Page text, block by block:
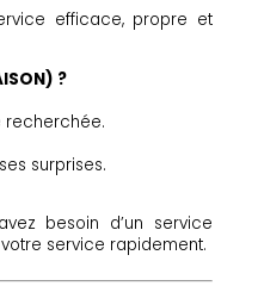
efficace, propre et
?
recherchée.
surprises.
besoin d’un service
service rapidement.